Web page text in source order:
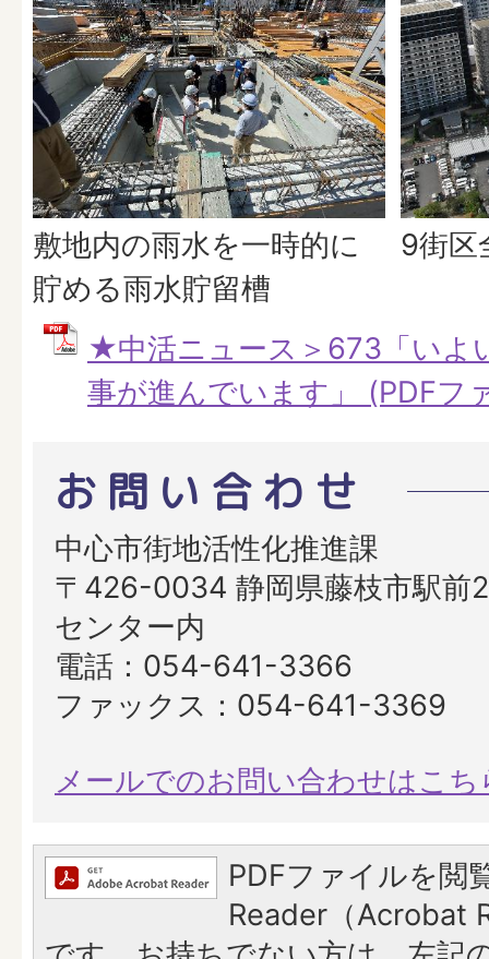
敷地内の雨水を一時的に
貯める雨水貯留槽
9街区
★中活ニュース＞673「いよ
事が進んでいます」 (PDFフ
お問い合わせ
中心市街地活性化推進課
〒426-0034 静岡県藤枝市駅前
センター内
電話：054-641-3366
ファックス：054-641-3369
メールでのお問い合わせはこち
PDFファイルを閲
Reader（Acrobat